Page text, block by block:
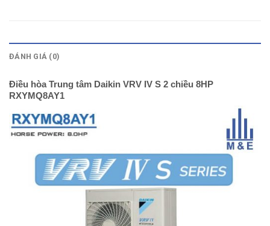
ĐÁNH GIÁ (0)
Điều hòa Trung tâm Daikin VRV IV S 2 chiều 8HP
RXYMQ8AY1